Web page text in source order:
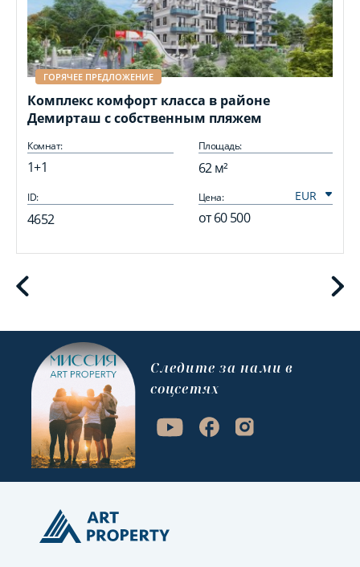
ГОРЯЧЕЕ ПРЕДЛОЖЕНИЕ
Комплекс комфорт класса в районе
Демирташ с собственным пляжем
Комнат:
1+1
Площадь:
62 м²
ID:
4652
Цена:
от60 500
Cледите за нами в
соцсетях